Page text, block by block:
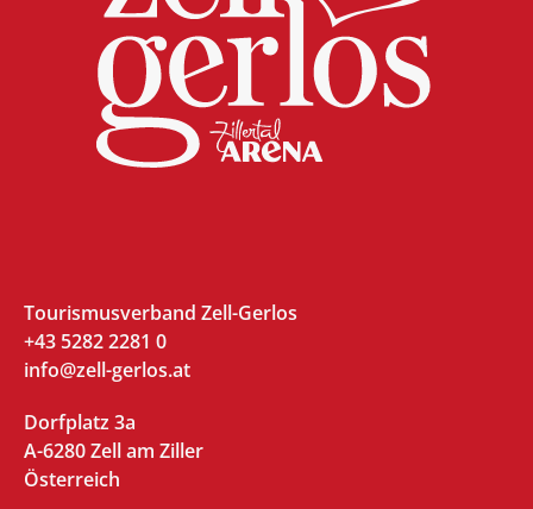
Tourismusverband Zell-Gerlos
+43 5282 2281 0
info@zell-gerlos.at
Dorfplatz 3a
A-6280 Zell am Ziller
Österreich